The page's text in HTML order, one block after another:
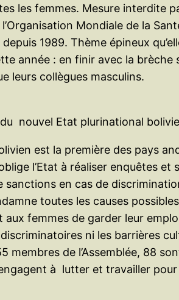
les femmes. Mesure interdite
Mondiale de la
1989. Thème épineux
année : en finir avec la
leurs collègues masculins.
nouvel Etat plurinational
est la première des pays
l’Etat à réaliser enquêtes
en cas de
toutes les causes
aux femmes de garder leur
ni les barrières
membres de l’Assemblée, 88
à lutter et travailler